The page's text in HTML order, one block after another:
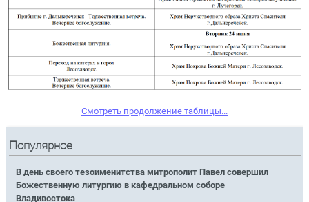
Смотреть продолжение таблицы...
Популярное
В день своего тезоименитства митрополит Павел совершил
Божественную литургию в кафедральном соборе
Владивостока